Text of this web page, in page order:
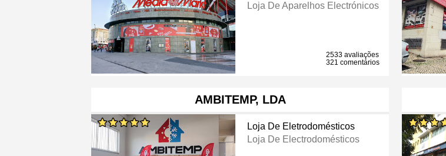
Loja De Aparelhos Electrónicos
2533 avaliações
321 comentários
AMBITEMP, LDA
Loja De Eletrodomésticos
Loja De Electrodomésticos